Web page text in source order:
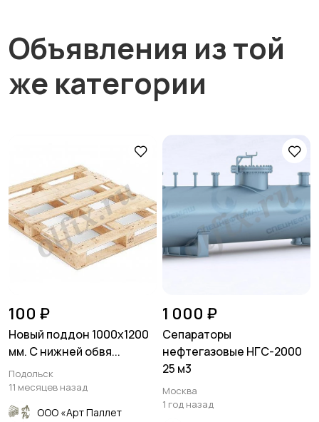
Объявления из той
же категории
100 ₽
Новый поддон 1000х1200
мм. C нижней обвя...
Подольск
11 месяцев назад
ООО «Арт Паллет
1 000 ₽
Сепараторы
нефтегазовые НГС-2000
25 м3
Москва
1 год назад